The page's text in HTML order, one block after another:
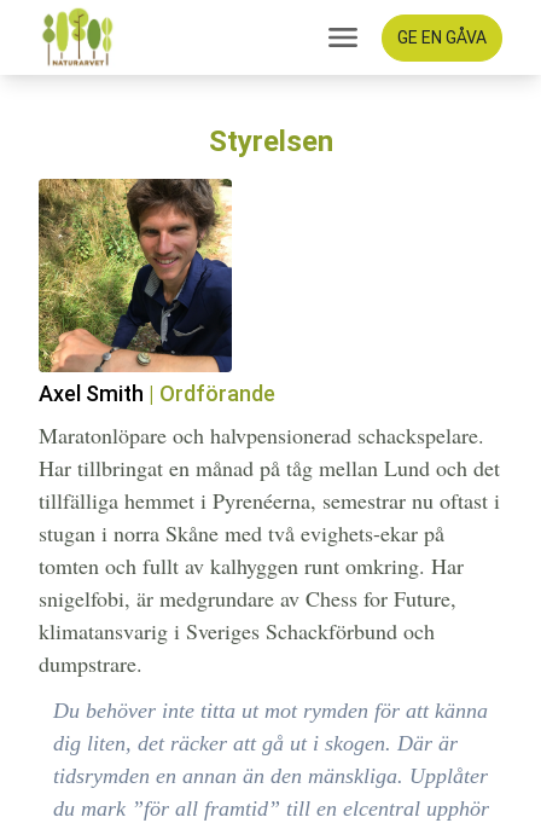
GE EN GÅVA
Styrelsen
Axel Smith | Ordförande
Maratonlöpare och halvpensionerad schackspelare.
Har tillbringat en månad på tåg mellan Lund och det
tillfälliga hemmet i Pyrenéerna, semestrar nu oftast i
stugan i norra Skåne med två evighets-ekar på
tomten och fullt av kalhyggen runt omkring. Har
snigelfobi, är medgrundare av Chess for Future,
klimatansvarig i Sveriges Schackförbund och
dumpstrare.
Du behöver inte titta ut mot rymden för att känna
dig liten, det räcker att gå ut i skogen. Där är
tidsrymden en annan än den mänskliga. Upplåter
du mark ”för all framtid” till en elcentral upphör